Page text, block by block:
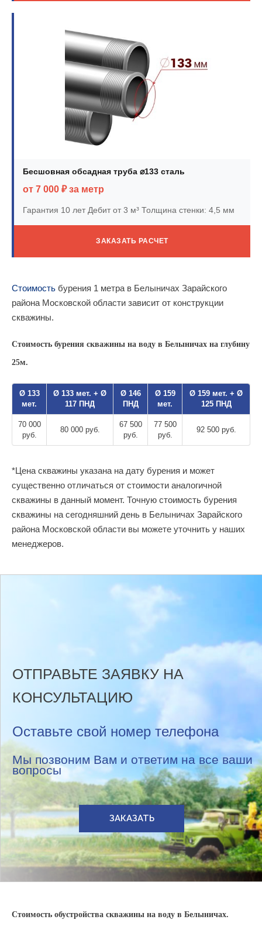
Бесшовная обсадная труба ⌀133 сталь
от 7 000 ₽ за метр
Гарантия 10 летДебит от 3 м³ Толщина стенки: 4,5 мм
ЗАКАЗАТЬ РАСЧЕТ
Стоимость бурения 1 метра в Белыничах Зарайского
района Московской области зависит от конструкции
скважины.
Стоимость бурения скважины на воду в Белыничах на глубину
25м.
Ø 133
мет.
Ø 133 мет. + Ø
117 ПНД
Ø 146
ПНД
Ø 159
мет.
Ø 159 мет. + Ø
125 ПНД
70 000
руб.
80 000 руб.
67 500
руб.
77 500
руб.
92 500 руб.
*Цена скважины указана на дату бурения и может
существенно отличаться от стоимости аналогичной
скважины в данный момент. Точную стоимость бурения
скважины на сегодняшний день в Белыничах Зарайского
района Московской области вы можете уточнить у наших
менеджеров.
ОТПРАВЬТЕ ЗАЯВКУ НА
КОНСУЛЬТАЦИЮ
Оставьте свой номер телефона
Мы позвоним Вам и ответим на все ваши
вопросы
ЗАКАЗАТЬ
Стоимость обустройства скважины на воду в Белыничах.